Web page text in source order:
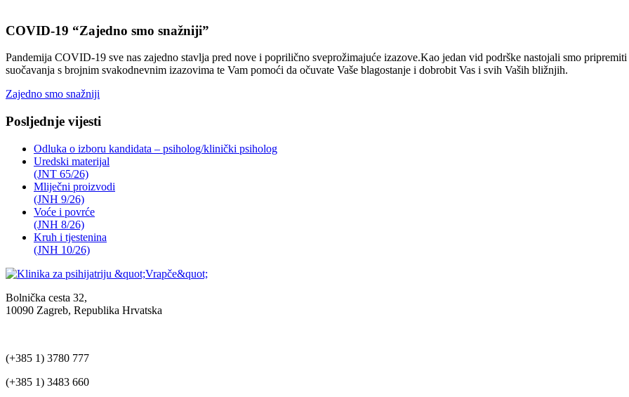
COVID-19 “Zajedno smo snažniji”
Pandemija COVID-19 sve nas zajedno stavlja pred nove i poprilično sveprožimajuće izazove.Kao jedan vid podrške nastojali smo
suočavanja s brojnim svakodnevnim izazovima te Vam pomoći da očuvate Vaše blagostanje i dobrobit Vas i svih Vaših bližnjih.
Zajedno smo snažniji
Posljednje vijesti
Odluka o izboru kandidata – psiholog/klinički psiholog
Uredski materijal
(JNT 65/26)
Mliječni proizvodi
(JNH 9/26)
Voće i povrće
(JNH 8/26)
Kruh i tjestenina
(JNH 10/26)
Bolnička cesta 32,
10090 Zagreb, Republika Hrvatska
(+385 1) 3780 777
(+385 1) 3483 660